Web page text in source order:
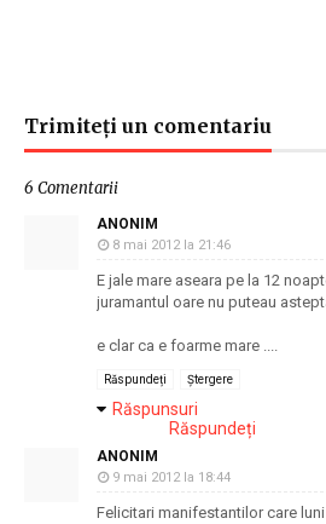
Trimiteți un comentariu
6 Comentarii
ANONIM
8 mai 2012 la 21:46
E jale mare aseara pe la 12
juramantul oare nu puteau
e clar ca e foarme mare ....
Răspundeți Ștergere
Răspunsuri
Răspundeți
ANONIM
9 mai 2012 la 18:44
Felicitari manifestantilor care